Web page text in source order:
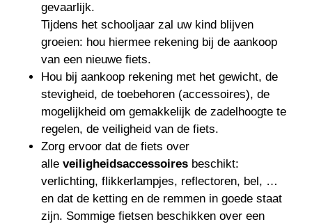
gevaarlijk.
Tijdens het schooljaar zal uw kind blijven
groeien: hou hiermee rekening bij de aankoop
van een nieuwe fiets.
Hou bij aankoop rekening met het gewicht, de
stevigheid, de toebehoren (accessoires), de
mogelijkheid om gemakkelijk de zadelhoogte te
regelen, de veiligheid van de fiets.
Zorg ervoor dat de fiets over
alle veiligheidsaccessoires beschikt:
verlichting, flikkerlampjes, reflectoren, bel, …
en dat de ketting en de remmen in goede staat
zijn. Sommige fietsen beschikken over een